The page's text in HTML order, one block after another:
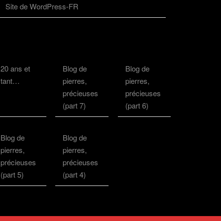
Site de WordPress-FR
20 ans et
tant…
Blog de
pierres,
précieuses
(part 7)
Blog de
pierres,
précieuses
(part 6)
Blog de
pierres,
précieuses
(part 5)
Blog de
pierres,
précieuses
(part 4)